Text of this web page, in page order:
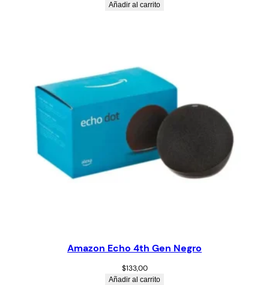
Añadir al carrito
Amazon Echo 4th Gen Negro
$133,00
Añadir al carrito